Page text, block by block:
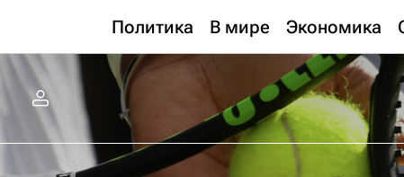
Политика В мире Экономика